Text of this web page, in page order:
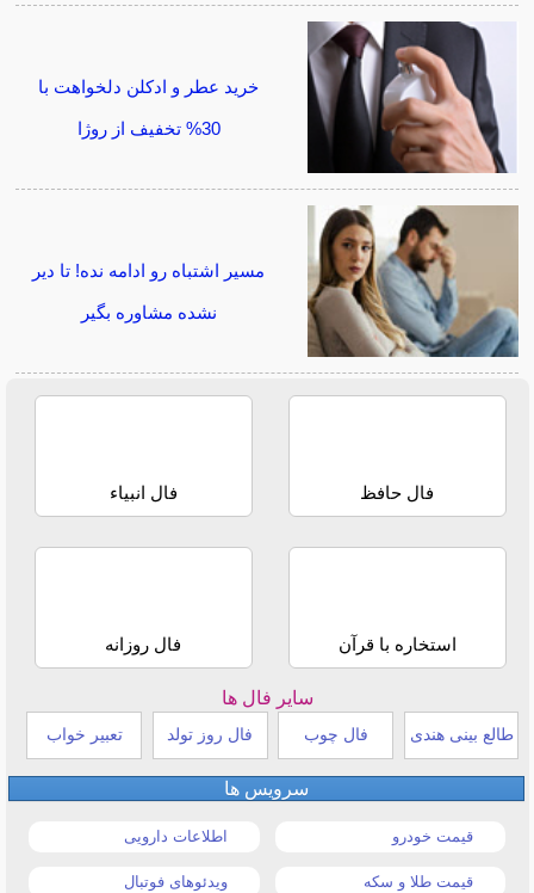
خرید عطر و ادکلن دلخواهت با
30% تخفیف از روژا
مسیر اشتباه رو ادامه نده! تا دیر
نشده مشاوره بگیر
فال حافظ فال انبیاء
استخاره با قرآن فال روزانه
سایر فال ها
طالع بینی هندی فال چوب فال روز تولد تعبیر خواب
سرویس ها
قیمت خودرو اطلاعات دارویی
قیمت طلا و سکه ویدئوهای فوتبال